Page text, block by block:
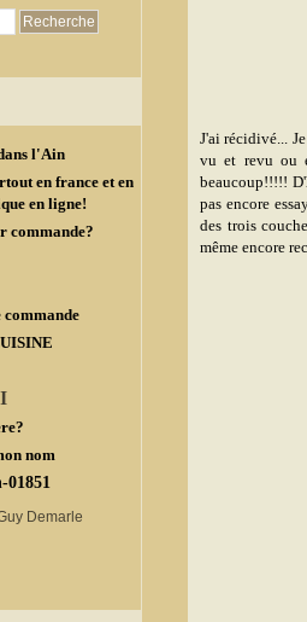
l'Ain
en france et en
en ligne!
commande?
commande
nom
01851
J'ai récidivé...
vu et revu ou
beaucoup!!!!!
pas encore
des trois
même encore